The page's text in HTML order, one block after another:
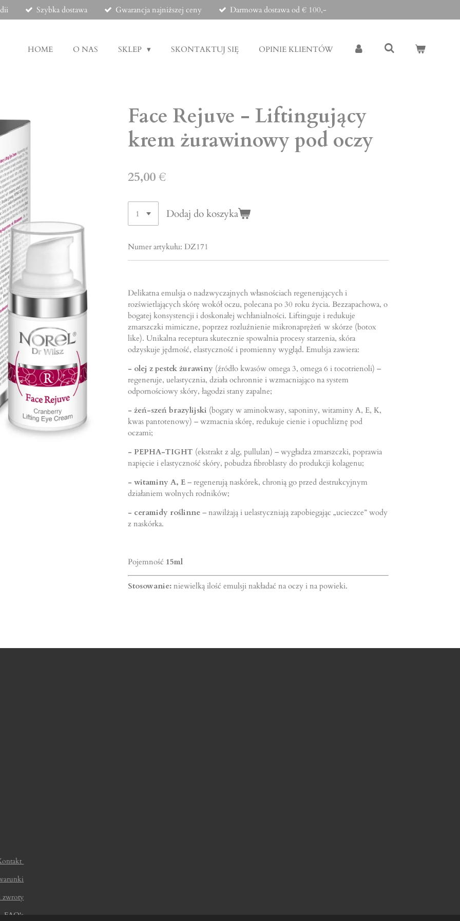
Szybka dostawa Gwarancja najniższej ceny Darmowa dostawa od € 100,-
HOME O NAS SKLEP SKONTAKTUJ SIĘ OPINIE KLIENTÓW
Face Rejuve - Liftingujący
krem żurawinowy pod oczy
25,00 €
Dodaj do koszyka
Numer artykułu: DZ171
Delikatna emulsja o nadzwyczajnych własnościach regenerujących i
rozświetlających skórę wokół oczu, polecana po 30 roku życia. Bezzapachowa, o
bogatej konsystencji i doskonałej wchłanialności. Liftinguje i redukuje
zmarszczki mimiczne, poprzez rozluźnienie mikronaprężeń w skórze (botox
like). Unikalna receptura skutecznie spowalnia procesy starzenia, skóra
odzyskuje jędrność, elastyczność i promienny wygląd. Emulsja zawiera:
- olej z pestek żurawiny (źródło kwasów omega 3, omega 6 i tocotrienoli) –
regeneruje, uelastycznia, działa ochronnie i wzmacniająco na system
odpornościowy skóry, łagodzi stany zapalne;
- żeń-szeń brazylijski (bogaty w aminokwasy, saponiny, witaminy A, E, K,
kwas pantotenowy) – wzmacnia skórę, redukuje cienie i opuchliznę pod
oczami;
- PEPHA-TIGHT (ekstrakt z alg, pullulan) – wygładza zmarszczki, poprawia
napięcie i elastyczność skóry, pobudza fibroblasty do produkcji kolagenu;
- witaminy A, E – regenerują naskórek, chronią go przed destrukcyjnym
działaniem wolnych rodników;
- ceramidy roślinne – nawilżają i uelastyczniają zapobiegając „ucieczce” wody
z naskórka.
Pojemność 15ml
Stosowanie: niewielką ilość emulsji nakładać na oczy i na powieki.
zwroty
FAQ's